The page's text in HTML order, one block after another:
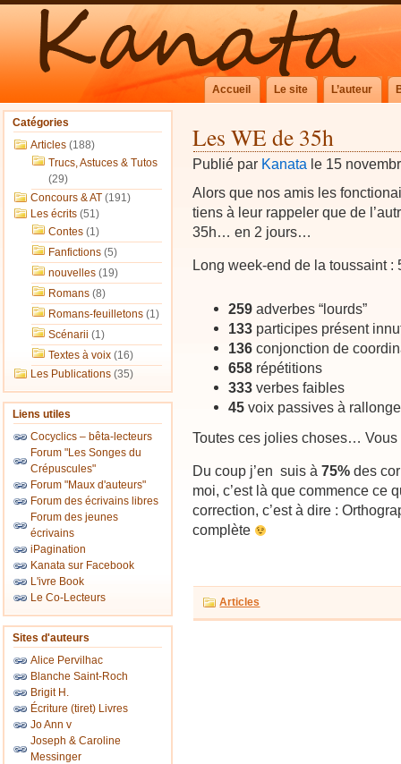
Accueil Le site L’auteur
Catégories
Articles (188)
Trucs, Astuces & Tutos
(29)
Concours & AT (191)
Les écrits (51)
Contes (1)
Fanfictions (5)
nouvelles (19)
Romans (8)
Romans-feuilletons (1)
Scénarii (1)
Textes à voix (16)
Les Publications (35)
Liens utiles
Cocyclics – bêta-lecteurs
Forum "Les Songes du
Crépuscules"
Forum "Maux d'auteurs"
Forum des écrivains libres
Forum des jeunes
écrivains
iPagination
Kanata sur Facebook
L'ivre Book
Le Co-Lecteurs
Sites d'auteurs
Alice Pervilhac
Blanche Saint-Roch
Brigit H.
Écriture (tiret) Livres
Jo Ann v
Joseph & Caroline
Messinger
Les WE de 35h
Publié par Kanata le 15
Alors que nos amis les
tiens à leur rappeler que de
35h… en 2 jours…
Long week-end de la toussaint
259 adverbes “lourds”
133 participes présent
136 conjonction de
658 répétitions
333 verbes faibles
45 voix passives à rallonge
Toutes ces jolies choses…
Du coup j’en suis à75% des
moi, c’est là que commence ce
correction, c’est à dire :
complète
Articles